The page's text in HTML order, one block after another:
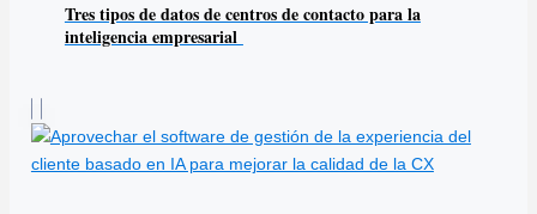
Tres tipos de datos de centros de contacto para la
inteligencia empresarial